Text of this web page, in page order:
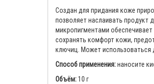
Создан для придания коже
позволяет наслаивать продукт
микропигментами
сохранять комфорт кожи,
ключиц. Может использоваться
Способ применения:наносите
Объём:10 г